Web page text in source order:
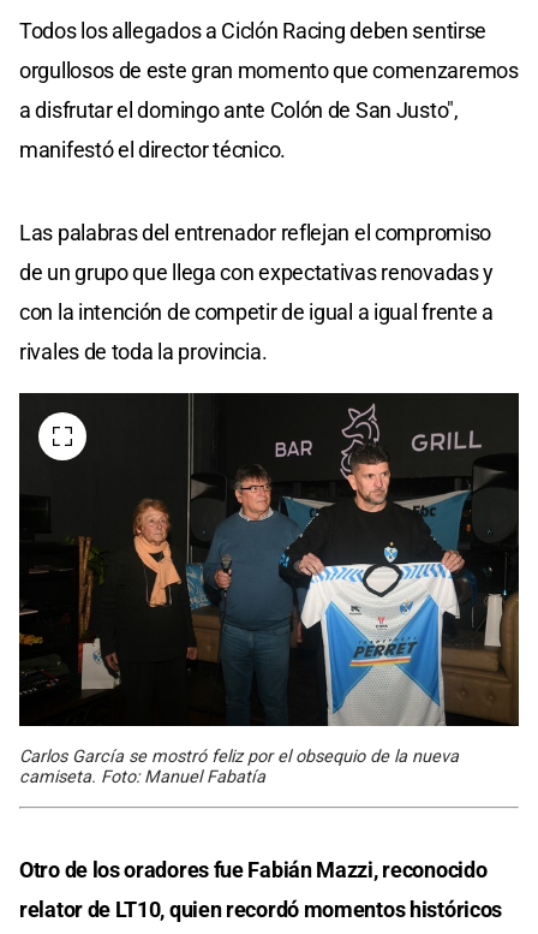
Todos los allegados a Ciclón Racing deben sentirse
orgullosos de este gran momento que comenzaremos
a disfrutar el domingo ante Colón de San Justo",
manifestó el director técnico.
Las palabras del entrenador reflejan el compromiso
de un grupo que llega con expectativas renovadas y
con la intención de competir de igual a igual frente a
rivales de toda la provincia.
Carlos García se mostró feliz por el obsequio de la nueva
camiseta. Foto: Manuel Fabatía
Otro de los oradores fue Fabián Mazzi, reconocido
relator de LT10, quien recordó momentos históricos